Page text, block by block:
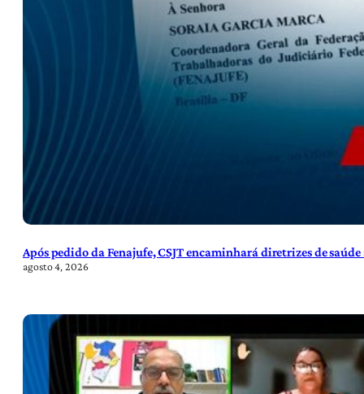
Após pedido da Fenajufe, CSJT encaminhará diretrizes de
agosto 4, 2026